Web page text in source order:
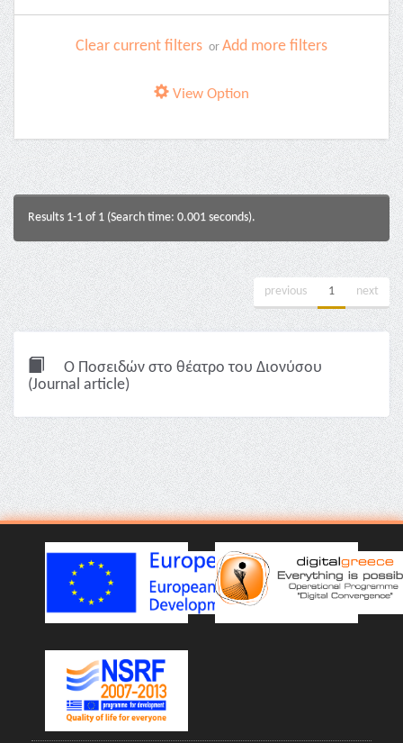
Clear current filters or Add more filters
View Option
Results 1-1 of 1 (Search time: 0.001 seconds).
previous 1 next
Ο Ποσειδών στο θέατρο του Διονύσου
(Journal article)